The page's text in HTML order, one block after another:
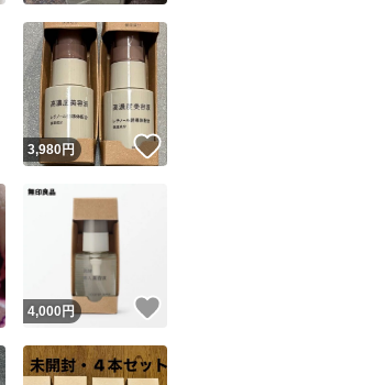
いいね！
3,980円 いいね！
いいね！
4,000 円